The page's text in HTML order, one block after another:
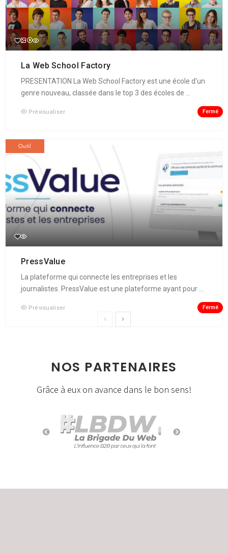
La Web School Factory
PRESENTATION La Web School Factory est une école d'un
genre nouveau, classée dans le top 3 des écoles de ...
Prévisualiser Fermé
Outil
PressValue
La plateforme qui connecte les entreprises et les
journalistes. PressValue est une plateforme ayant pour ...
Prévisualiser Fermé
NOS PARTENAIRES
Grâce à eux on avance dans le bon sens!